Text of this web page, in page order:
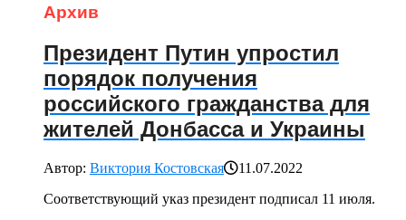
Архив
Президент Путин упростил
порядок получения
российского гражданства для
жителей Донбасса и Украины
Автор: Виктория Костовская
11.07.2022
Соответствующий указ президент подписал 11 июля.